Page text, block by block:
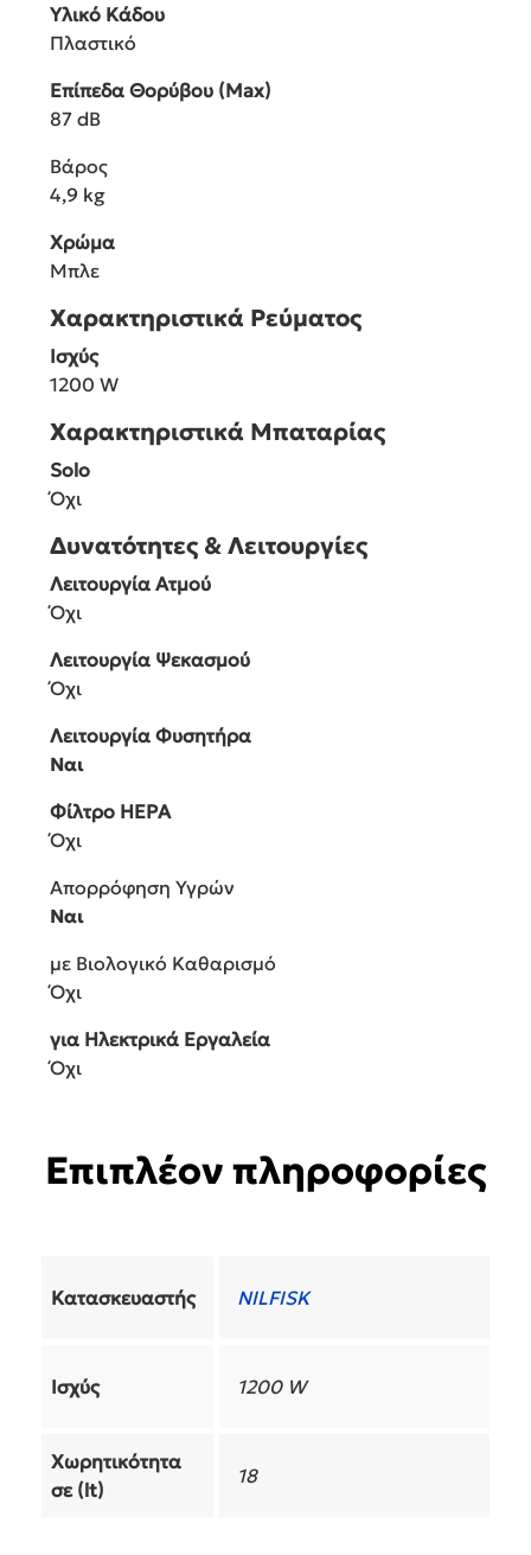
Υλικό Κάδου
Πλαστικό
Επίπεδα Θορύβου (Max)
87 dB
Βάρος
4,9 kg
Χρώμα
Μπλε
Χαρακτηριστικά Ρεύματος
Ισχύς
1200 W
Χαρακτηριστικά Μπαταρίας
Solo
Όχι
Δυνατότητες & Λειτουργίες
Λειτουργία Ατμού
Όχι
Λειτουργία Ψεκασμού
Όχι
Λειτουργία Φυσητήρα
Ναι
Φίλτρο HEPA
Όχι
Απορρόφηση Υγρών
Ναι
με Βιολογικό Καθαρισμό
Όχι
για Ηλεκτρικά Εργαλεία
Όχι
Επιπλέον πληροφορίες
Κατασκευαστής NILFISK
Ισχύς 1200 W
Χωρητικότητα
σε (lt)
18